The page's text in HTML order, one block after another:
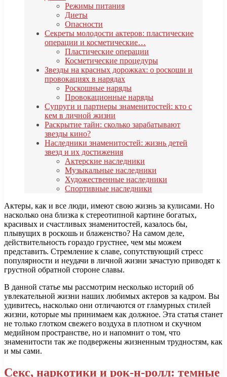
Режимы питания
Диеты
Опасности
Секреты молодости актеров: пластические
операции и косметические…
Пластические операции
Косметические процедуры
Звезды на красных дорожках: о роскоши и
провокациях в нарядах
Роскошные наряды
Провокационные наряды
Супруги и партнеры знаменитостей: кто с
кем в личной жизни
Раскрытие тайн: сколько зарабатывают
звезды кино?
Наследники знаменитостей: жизнь детей
звезд и их достижения
Актерские наследники
Музыкальные наследники
Художественные наследники
Спортивные наследники
Актеры, как и все люди, имеют свою жизнь за кулисами. Но
насколько она близка к стереотипной картине богатых,
красивых и счастливых знаменитостей, казалось бы,
плывущих в роскошь и блаженство? На самом деле,
действительность гораздо грустнее, чем мы можем
представить. Стремление к славе, сопутствующий стресс
популярности и неудачи в личной жизни зачастую приводят к
грустной обратной стороне славы.
В данной статье мы рассмотрим несколько историй об
увлекательной жизни наших любимых актеров за кадром. Вы
удивитесь, насколько они отличаются от гламурных стилей
жизни, которые мы принимаем как должное. Эта статья станет
не только глотком свежего воздуха в плотном и скучном
медийном пространстве, но и напомнит о том, что
знаменитости так же подвержены жизненным трудностям, как
и мы сами.
Секс, наркотики и рок-н-ролл: темные